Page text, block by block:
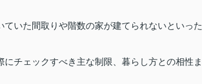
いた間取りや階数の家が建てられないといった
チェックすべき主な制限、暮らし方との相性ま